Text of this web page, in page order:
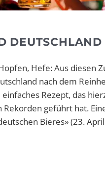
DEUTSCHLAND
Hefe: Aus diesen
nach dem
Rezept, das
Rekorden geführt hat.
Bieres» (23.